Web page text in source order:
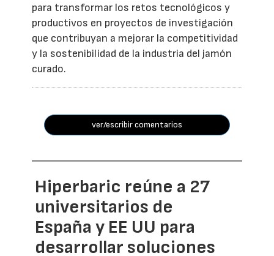
para transformar los retos tecnológicos y
productivos en proyectos de investigación
que contribuyan a mejorar la competitividad
y la sostenibilidad de la industria del jamón
curado.
ver/escribir comentarios
Hiperbaric reúne a 27
universitarios de
España y EE UU para
desarrollar soluciones